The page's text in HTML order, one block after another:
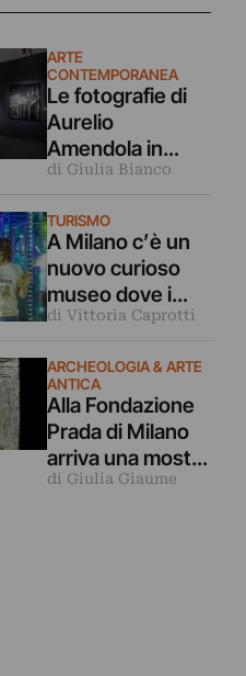
ARTE
CONTEMPORANEA
Le fotografie di
Aurelio
Amendola in
dialogo coi
dell’arte in
mostra a Milano
di Giulia Bianco
TURISMO
A Milano c’è un
nuovo curioso
museo dove i
nostri cinque
ingannati
di Vittoria Caprotti
ARCHEOLOGIA & ARTE
ANTICA
Alla Fondazione
Prada di Milano
arriva una mostra
archeologica
di Giulia Giaume